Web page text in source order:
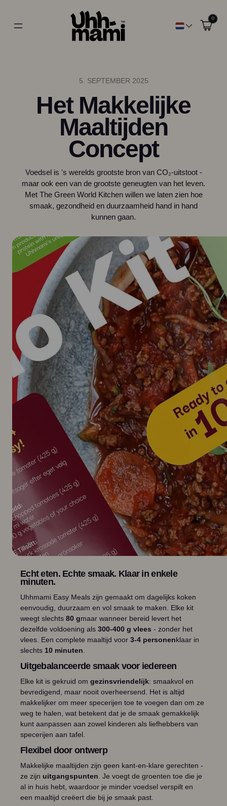
0
5. SEPTEMBER 2025
Het Makkelijke
Maaltijden
Concept
Voedsel is 's werelds grootste bron van CO₂-uitstoot -
maar ook een van de grootste geneugten van het leven.
Met The Green World Kitchen willen we laten zien hoe
smaak, gezondheid en duurzaamheid hand in hand
kunnen gaan.
Echt eten. Echte smaak. Klaar in enkele
minuten.
Uhhmami Easy Meals zijn gemaakt om dagelijks koken
eenvoudig, duurzaam en vol smaak te maken. Elke kit
weegt slechts 80 gmaar wanneer bereid levert het
dezelfde voldoening als 300-400 g vlees - zonder het
vlees. Een complete maaltijd voor 3-4 personenklaar in
slechts 10 minuten.
Uitgebalanceerde smaak voor iedereen
Elke kit is gekruid om gezinsvriendelijk: smaakvol en
bevredigend, maar nooit overheersend. Het is altijd
makkelijker om meer specerijen toe te voegen dan om ze
weg te halen, wat betekent dat je de smaak gemakkelijk
kunt aanpassen aan zowel kinderen als liefhebbers van
specerijen aan tafel.
Flexibel door ontwerp
Makkelijke maaltijden zijn geen kant-en-klare gerechten -
ze zijn uitgangspunten. Je voegt de groenten toe die je
al in huis hebt, waardoor je minder voedsel verspilt en
een maaltijd creëert die bij je smaak past.